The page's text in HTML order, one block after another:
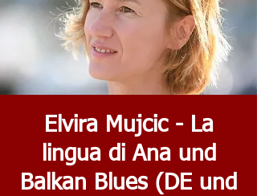
Elvira Mujcic - La
lingua di Ana und
Balkan Blues (DE und